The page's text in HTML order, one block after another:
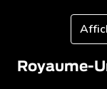
Royaume-